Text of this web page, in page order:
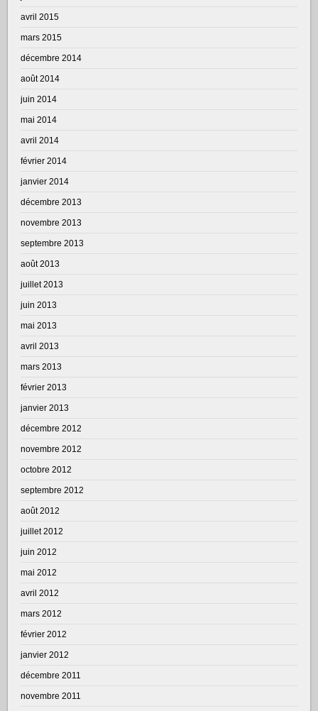
avril 2015
mars 2015
décembre 2014
août 2014
juin 2014
mai 2014
avril 2014
février 2014
janvier 2014
décembre 2013
novembre 2013
septembre 2013
août 2013
juillet 2013
juin 2013
mai 2013
avril 2013
mars 2013
février 2013
janvier 2013
décembre 2012
novembre 2012
octobre 2012
septembre 2012
août 2012
juillet 2012
juin 2012
mai 2012
avril 2012
mars 2012
février 2012
janvier 2012
décembre 2011
novembre 2011